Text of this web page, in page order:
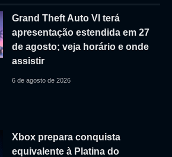
Grand Theft Auto VI terá
apresentação estendida em 27
de agosto; veja horário e onde
assistir
6 de agosto de 2026
Xbox prepara conquista
equivalente à Platina do